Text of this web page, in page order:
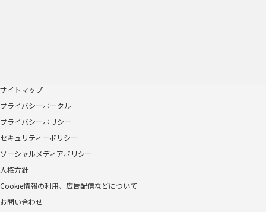
サイトマップ
プライバシーポータル
プライバシーポリシー
セキュリティーポリシー
ソーシャルメディアポリシー
人権方針
Cookie情報の利用、広告配信などについて
お問い合わせ